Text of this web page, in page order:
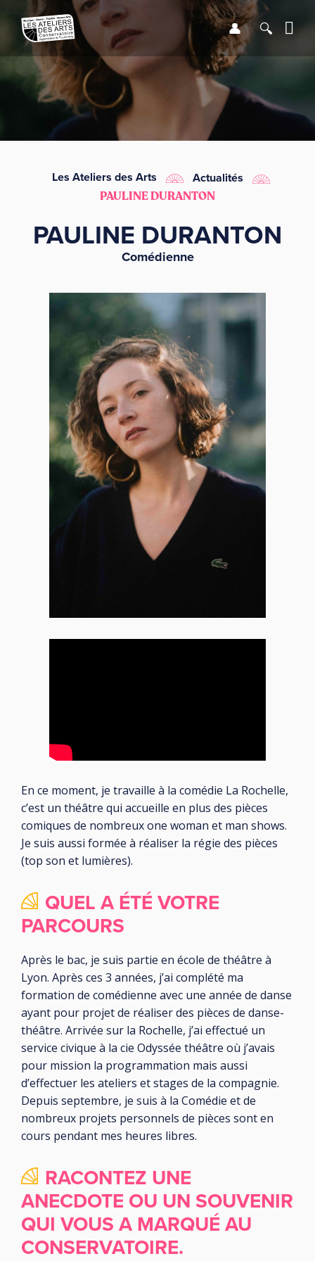
LE CONSERVATOIRE
DÉBUTER
LES ENSEIGNEMENTS
INFOS PRATIQUES
Se
Les Ateliers des Arts Actualités
PAULINE DURANTON
PAULINE DURANTON
Comédienne
En ce moment, je travaille à la comédie La Rochelle,
c’est un théâtre qui accueille en plus des pièces
comiques de nombreux one woman et man shows.
Je suis aussi formée à réaliser la régie des pièces
(top son et lumières).
QUEL A ÉTÉ VOTRE
PARCOURS
Après le bac, je suis partie en école de théâtre à
Lyon. Après ces 3 années, j’ai complété ma
formation de comédienne avec une année de danse
ayant pour projet de réaliser des pièces de danse-
théâtre. Arrivée sur la Rochelle, j’ai effectué un
service civique à la cie Odyssée théâtre où j’avais
pour mission la programmation mais aussi
d’effectuer les ateliers et stages de la compagnie.
Depuis septembre, je suis à la Comédie et de
nombreux projets personnels de pièces sont en
cours pendant mes heures libres.
RACONTEZ UNE
ANECDOTE OU UN SOUVENIR
QUI VOUS A MARQUÉ AU
CONSERVATOIRE.